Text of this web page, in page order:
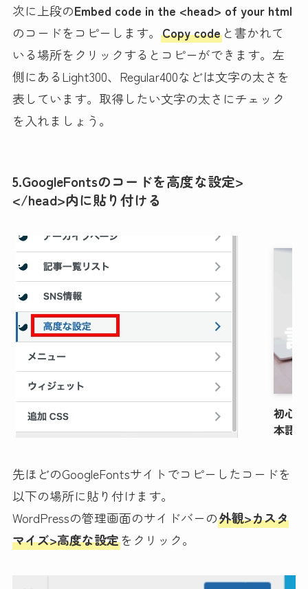
次に上段のEmbed code in the <head> of your html
のコードをコピーします。 Copy codeと書かれて
いる場所をクリックするとコピーができます。左
側にあるLight300、Regular400などは文字の太さを
表しています。取得したい文字の太さにチェック
を入れましょう。
5.GoogleFontsのコードを高度な設定>
</head>内に貼り付ける
先ほどのGoogleFontsサイトでコピーしたコードを
以下の場所に貼り付けます。
WordPressの管理画面のサイドバーの外観>カスタ
マイズ>高度な設定をクリック。